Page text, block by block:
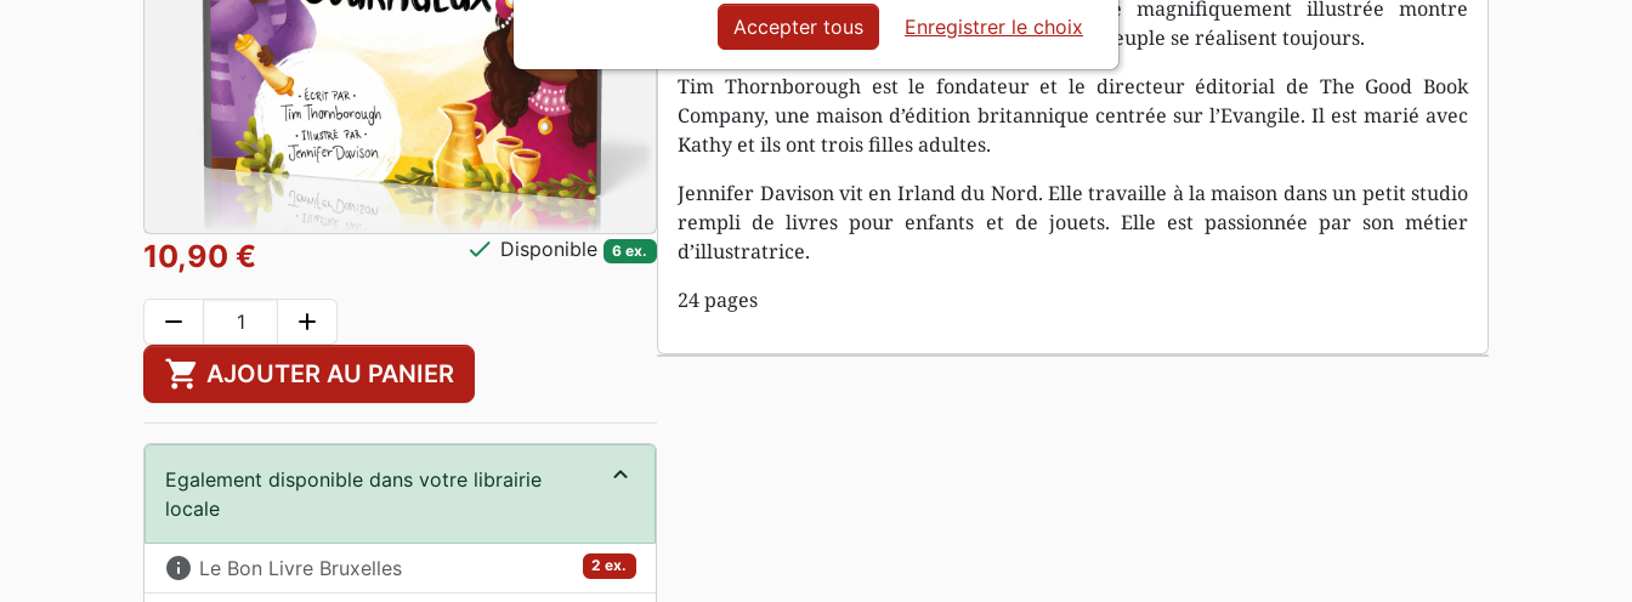
cet horrible projet réussisse. Cette histoire magnifiquement illustrée montre
comment les projets de Dieu pour sauver son peuple se réalisent toujours.
Tim Thornborough est le fondateur et le directeur éditorial de The Good Book
Company, une maison d’édition britannique centrée sur l’Evangile. Il est marié avec
Kathy et ils ont trois filles adultes.
Jennifer Davison vit en Irland du Nord. Elle travaille à la maison dans un petit studio
rempli de livres pour enfants et de jouets. Elle est passionnée par son métier
d’illustratrice.
24 pages
10,90 € check Disponible 6 ex.
remove add
shopping_cart AJOUTER AU PANIER
Egalement disponible dans votre librairie
locale
2 ex.
info Le Bon Livre Bruxelles
Accepter tous Enregistrer le choix